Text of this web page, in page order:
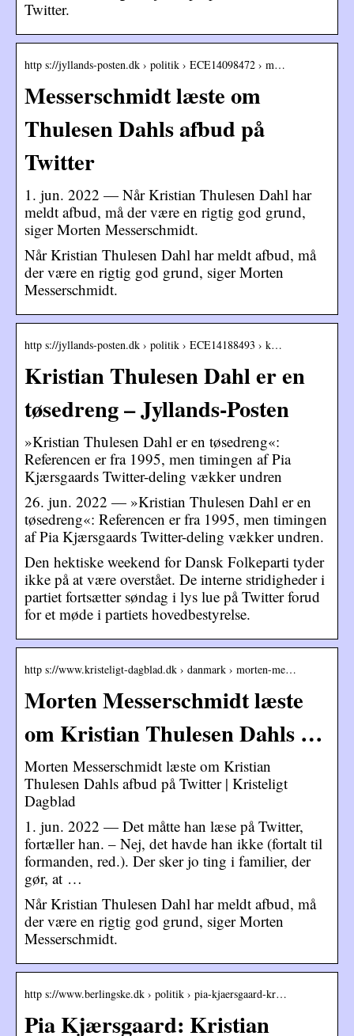
Twitter.
http s://jyllands-posten.dk › politik › ECE14098472 › m…
Messerschmidt læste om
Thulesen Dahls afbud på
Twitter
1. jun. 2022 — Når Kristian Thulesen Dahl har
meldt afbud, må der være en rigtig god grund,
siger Morten Messerschmidt.
Når Kristian Thulesen Dahl har meldt afbud, må
der være en rigtig god grund, siger Morten
Messerschmidt.
http s://jyllands-posten.dk › politik › ECE14188493 › k…
Kristian Thulesen Dahl er en
tøsedreng – Jyllands-Posten
»Kristian Thulesen Dahl er en tøsedreng«:
Referencen er fra 1995, men timingen af Pia
Kjærsgaards Twitter-deling vækker undren
26. jun. 2022 — »Kristian Thulesen Dahl er en
tøsedreng«: Referencen er fra 1995, men timingen
af Pia Kjærsgaards Twitter-deling vækker undren.
Den hektiske weekend for Dansk Folkeparti tyder
ikke på at være overstået. De interne stridigheder i
partiet fortsætter søndag i lys lue på Twitter forud
for et møde i partiets hovedbestyrelse.
http s://www.kristeligt-dagblad.dk › danmark › morten-me…
Morten Messerschmidt læste
om Kristian Thulesen Dahls …
Morten Messerschmidt læste om Kristian
Thulesen Dahls afbud på Twitter | Kristeligt
Dagblad
1. jun. 2022 — Det måtte han læse på Twitter,
fortæller han. – Nej, det havde han ikke (fortalt til
formanden, red.). Der sker jo ting i familier, der
gør, at …
Når Kristian Thulesen Dahl har meldt afbud, må
der være en rigtig god grund, siger Morten
Messerschmidt.
http s://www.berlingske.dk › politik › pia-kjaersgaard-kr…
Pia Kjærsgaard: Kristian